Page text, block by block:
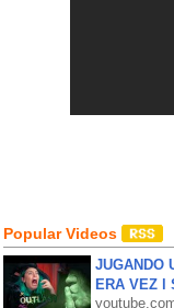
Popular Videos
JUGANDO
ERA VEZ l